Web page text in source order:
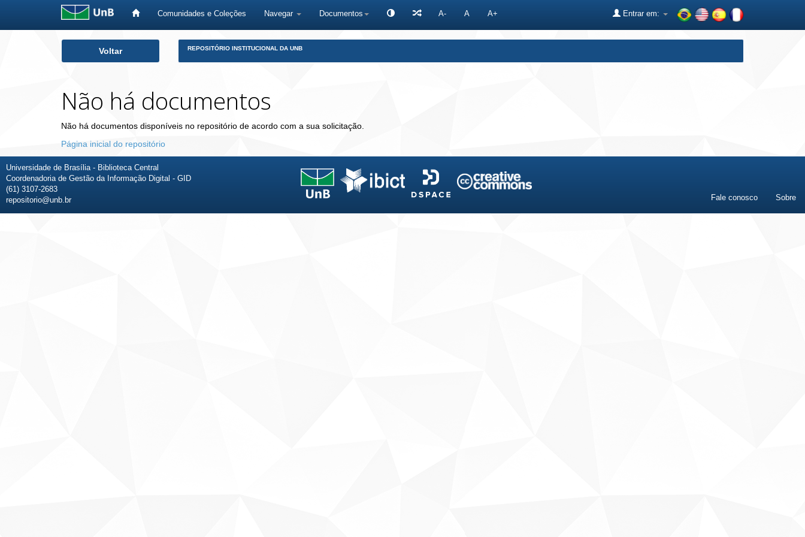
Comunidades e Coleções Navegar Documentos A- A A+ Entrar em:
Voltar REPOSITÓRIO INSTITUCIONAL DA UNB
Não há documentos
Não há documentos disponíveis no repositório de acordo com a sua solicitação.
Página inicial do repositório
Universidade de Brasília - Biblioteca Central
Coordenadoria de Gestão da Informação Digital - GID
(61) 3107-2683
repositorio@unb.br
Fale conosco Sobre